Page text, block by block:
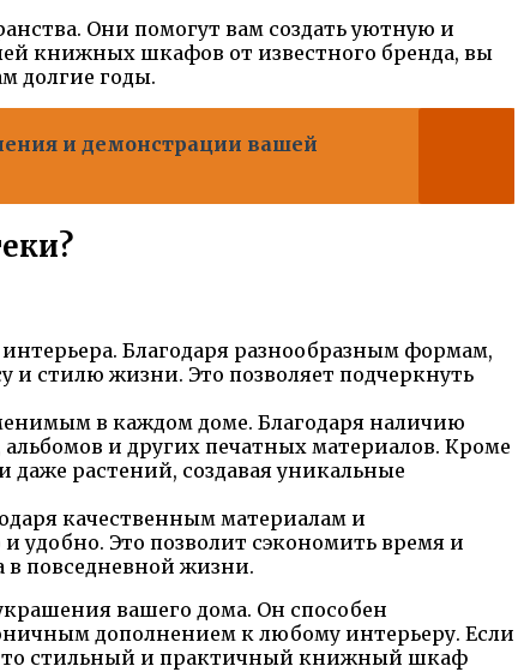
Они помогут вам создать уютную и
книжных шкафов от известного бренда, вы
долгие годы.
и демонстрации вашей
Благодаря разнообразным формам,
и стилю жизни. Это позволяет подчеркнуть
в каждом доме. Благодаря наличию
и других печатных материалов. Кроме
растений, создавая уникальные
качественным материалам и
и удобно. Это позволит сэкономить время и
в повседневной жизни.
вашего дома. Он способен
дополнением к любому интерьеру. Если
то стильный и практичный книжный шкаф